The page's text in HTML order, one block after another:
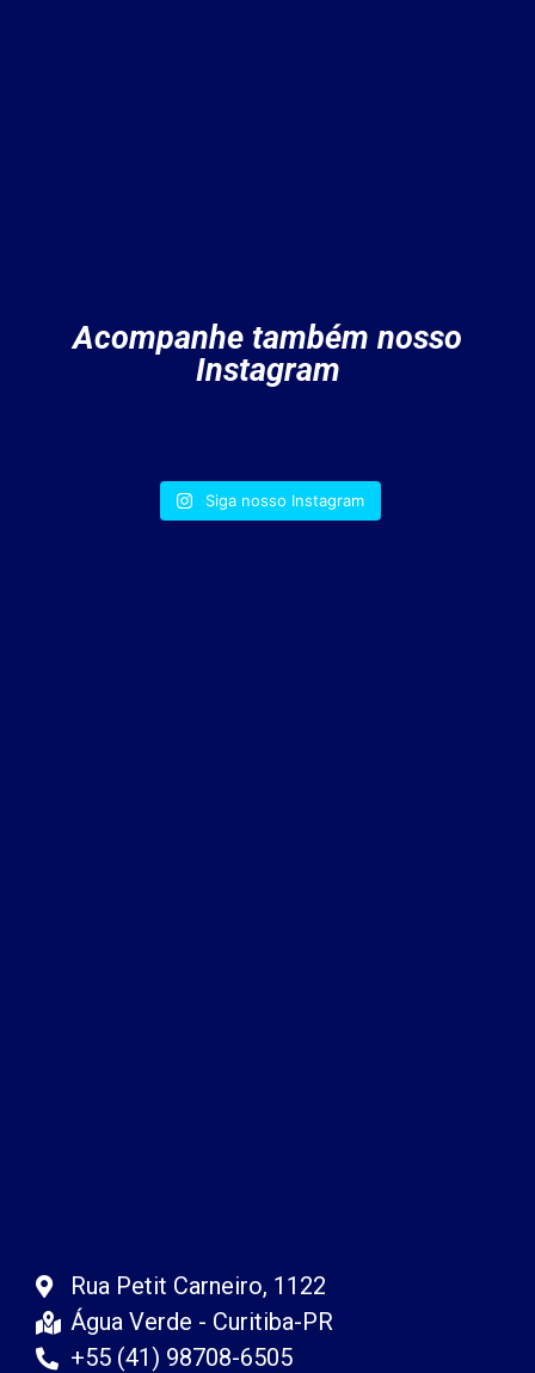
Acompanhe também nosso
Instagram
Siga nosso Instagram
Rua Petit Carneiro, 1122
Água Verde - Curitiba-PR
+55 (41) 98708-6505